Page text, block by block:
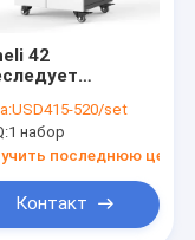
42
для IOS
USD415-520/set
1 набор
последнюю цену
Контакт